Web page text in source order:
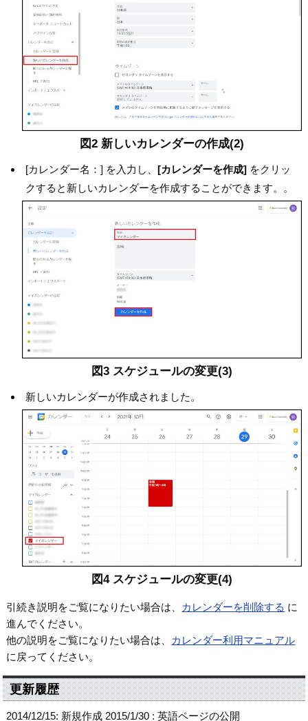
図2 新しいカレンダーの作成(2)
[カレンダー名：] を入力し、[カレンダーを作成] をクリッ
クすると新しいカレンダーを作成することができます。。
図3 スケジュールの変更(3)
新しいカレンダーが作成されました。
図4 スケジュールの変更(4)
引続き説明をご覧になりたい場合は、 カレンダーを削除する に
進んでください。
他の説明をご覧になりたい場合は、 カレンダー利用マニュアル
に戻ってください。
更新履歴
2014/12/15: 新規作成 2015/1/30 : 英語ページの公開